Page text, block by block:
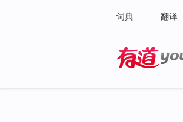
词典 翻译